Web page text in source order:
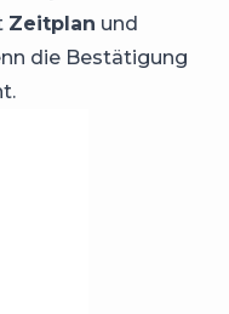
Zeitplan und
die Bestätigung